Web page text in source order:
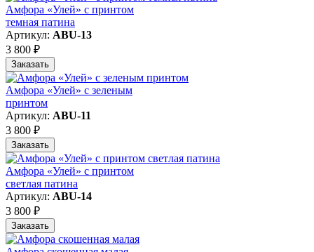
Амфора «Улей» с принтом
темная патина
Артикул: ABU-13
3 800 ₽
Заказать
Амфора «Улей» с зеленым
принтом
Артикул: АBU-11
3 800 ₽
Заказать
Амфора «Улей» с принтом
светлая патина
Артикул: ABU-14
3 800 ₽
Заказать